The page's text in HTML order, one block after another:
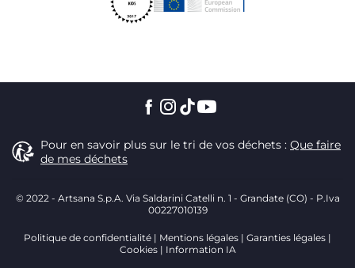
Pour en savoir plus sur le tri de vos déchets : Que faire
de mes déchets
© 2022 - Artsana S.p.A. Via Saldarini Catelli n. 1 - Grandate (CO) - P.Iva
00227010139
Politique de confidentialité Mentions légales
Garanties légales
Cookies
Information IA